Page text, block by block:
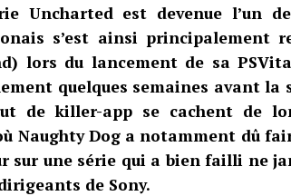
Uncharted est devenue l’un
s’est ainsi principalement
lors du lancement de sa
quelques semaines avant la
de killer-app se cachent de
Naughty Dog a notamment dû
sur une série qui a bien failli ne
de Sony.